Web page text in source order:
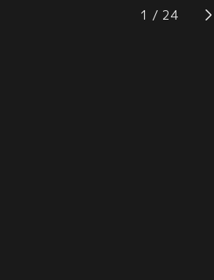
桜お七」を意外なエピソードを交え
て熱唱！？野口五郎さんはアカペラ
がきっ
時、俳
1